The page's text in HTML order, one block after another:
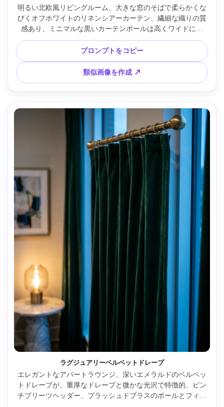
明るい北欧風リビングルーム、大きな窓のそばで柔らかくな
びくオフホワイトのリネンシアーカーテン、繊細な織りの質
感あり、ミニマルな黒いカーテンポールは高くワイドに設
置、朝の暖かな光、布のドレープに自然な影、バックにはオ
ークのフローリングとニュートラルソファ、Sony A7IV・
35mm・f/2.8、エディトリアルインテリア撮影、ウルトラリ
アルな生地ディテール、高解像度 --ar 4:5
プロンプトをコピー
類似画像を作成 ↗
ラグジュアリーベルベットドレープ
エレガントなアパートラウンジ、深いエメラルドのベルベッ
トドレープが、重厚なドレープと微かな光沢で特徴的、ピン
チプリーツヘッダー、ブラッシュドブラスのポールとフィニ